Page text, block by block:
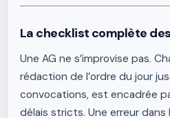
La checklist complète
Une AG ne s’improvise pas.
rédaction de l’ordre du jour
convocations, est encadrée
délais stricts. Une erreur